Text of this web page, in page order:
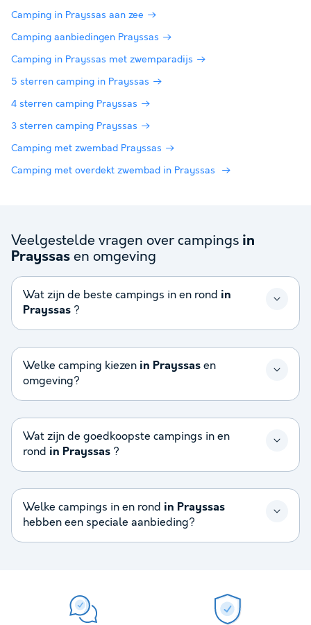
Camping in Prayssas aan zee
Camping aanbiedingen Prayssas
Camping in Prayssas met zwemparadijs
5 sterren camping in Prayssas
4 sterren camping Prayssas
3 sterren camping Prayssas
Camping met zwembad Prayssas
Camping met overdekt zwembad in Prayssas
Veelgestelde vragen over campings in
Prayssas en omgeving
Wat zijn de beste campings in en rond in
Prayssas ?
Welke camping kiezen in Prayssas en
omgeving?
Wat zijn de goedkoopste campings in en
rond in Prayssas ?
Welke campings in en rond in Prayssas
hebben een speciale aanbieding?